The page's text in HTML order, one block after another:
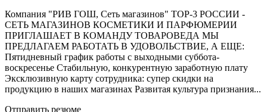
Компания "РИВ ГОШ, Сеть магазинов" TOP-3 РОССИИ -
СЕТЬ МАГАЗИНОВ КОСМЕТИКИ И ПАРФЮМЕРИИ
ПРИГЛАШАЕТ В КОМАНДУ ТОВАРОВЕДА МЫ
ПРЕДЛАГАЕМ РАБОТАТЬ В УДОВОЛЬСТВИЕ, А ЕЩЕ:
Пятидневный график работы с выходными суббота-
воскресенье Стабильную, конкурентную заработную плату
Эксклюзивную карту сотрудника: супер скидки на
продукцию в наших магазинах Развитая культура признания...
Отправить резюме